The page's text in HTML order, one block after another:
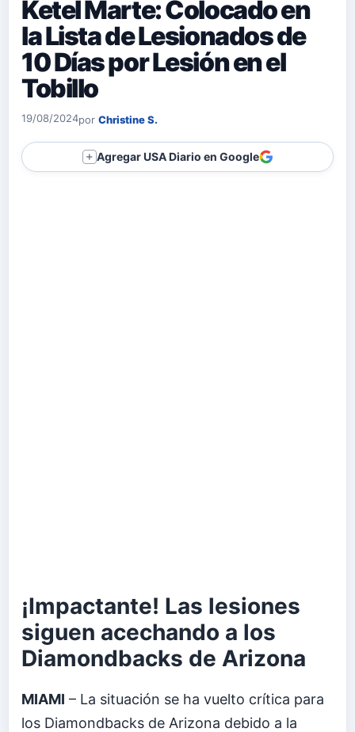
Ketel Marte: Colocado en
la Lista de Lesionados de
10 Días por Lesión en el
Tobillo
19/08/2024por Christine S.
＋ Agregar USA Diario en Google
¡Impactante! Las lesiones
siguen acechando a los
Diamondbacks de Arizona
MIAMI – La situación se ha vuelto crítica para
los Diamondbacks de Arizona debido a la